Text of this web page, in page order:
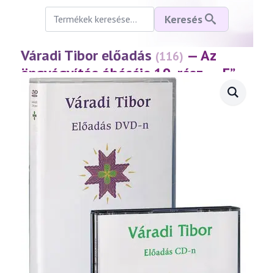
Keresés
következőre:
Keresés
Váradi Tibor előadás (116) — Az
öngyógyítás ábécéje 19. rész – „E”
(1999.10.22.)